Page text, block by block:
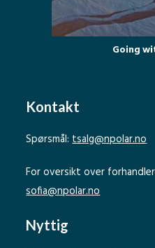
Going
Kontakt
Spørsmål:tsalg@npolar.no
For oversikt over
sofia@npolar.no
Nyttig